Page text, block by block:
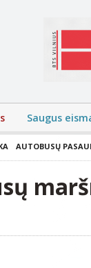
Saugus
AUTOBUSŲ